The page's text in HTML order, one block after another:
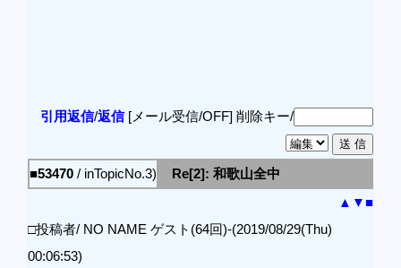
引用返信/返信[メール受信/OFF] 削除キー/
■53470 / inTopicNo.3)
Re[2]: 和歌山全中
▲ ▼■
□投稿者/ NO NAME ゲスト(64回)-(2019/08/29(Thu)
00:06:53)